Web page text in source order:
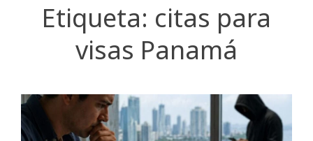
Etiqueta: citas para
visas Panamá